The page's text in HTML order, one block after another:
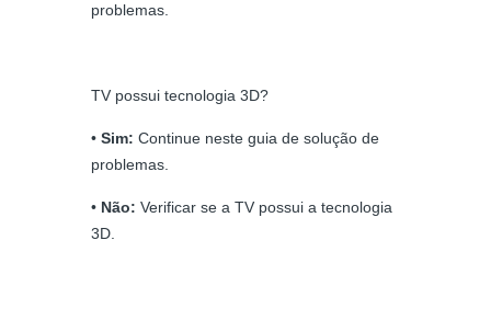
problemas.
TV possui tecnologia 3D?
• Sim: Continue neste guia de solução de
problemas.
• Não: Verificar se a TV possui a tecnologia
3D.